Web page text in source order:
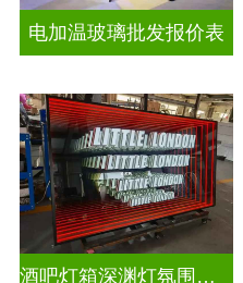
电加温玻璃批发报价表
酒吧灯箱深渊灯氛围灯深渊镜